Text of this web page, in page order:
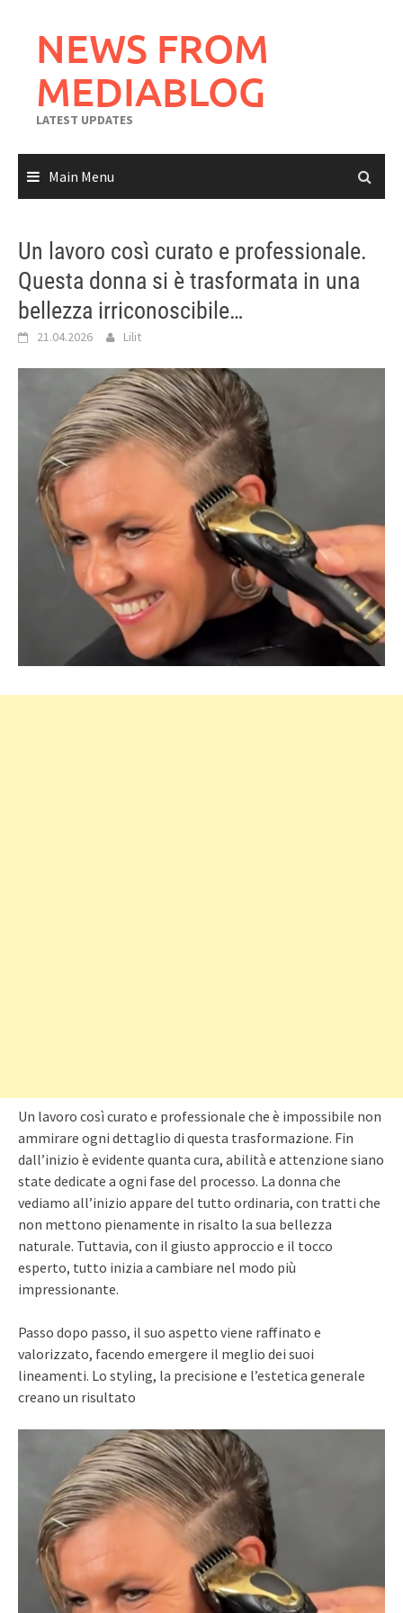
contentNEWS FROM
MEDIABLOG
LATEST UPDATES
Main Menu
Un lavoro così curato e professionale.
Questa donna si è trasformata in una
bellezza irriconoscibile…
21.04.2026 Lilit
Un lavoro così curato e professionale che è impossibile non
ammirare ogni dettaglio di questa trasformazione. Fin
dall’inizio è evidente quanta cura, abilità e attenzione siano
state dedicate a ogni fase del processo. La donna che
vediamo all’inizio appare del tutto ordinaria, con tratti che
non mettono pienamente in risalto la sua bellezza
naturale. Tuttavia, con il giusto approccio e il tocco
esperto, tutto inizia a cambiare nel modo più
impressionante.
Passo dopo passo, il suo aspetto viene raffinato e
valorizzato, facendo emergere il meglio dei suoi
lineamenti. Lo styling, la precisione e l’estetica generale
creano un risultato